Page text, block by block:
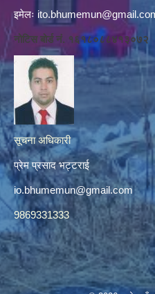
इमेलः
नोटिस बोर्ड नं. १६१८०८८४१३०७२
सूचना अधिकारी
प्रेम प्रसाद भट्टराई
io.bhumemun@gmail.com
9869331333